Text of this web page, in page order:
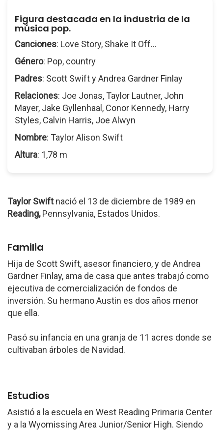
Figura destacada en la industria de la
música pop.
Canciones: Love Story, Shake It Off...
Género: Pop, country
Padres: Scott Swift y Andrea Gardner Finlay
Relaciones: Joe Jonas, Taylor Lautner, John
Mayer, Jake Gyllenhaal, Conor Kennedy, Harry
Styles, Calvin Harris, Joe Alwyn
Nombre: Taylor Alison Swift
Altura: 1,78 m
Taylor Swiftnació el 13 de diciembre de 1989 en
Reading,Pennsylvania, Estados Unidos.
Familia
Hija de Scott Swift, asesor financiero, y de Andrea
Gardner Finlay, ama de casa que antes trabajó como
ejecutiva de comercialización de fondos de
inversión. Su hermano Austin es dos años menor
que ella.
Pasó su infancia en una granja de 11 acres donde se
cultivaban árboles de Navidad.
Estudios
Asistió a la escuela en West Reading Primaria Center
y a la Wyomissing Area Junior/Senior High. Siendo